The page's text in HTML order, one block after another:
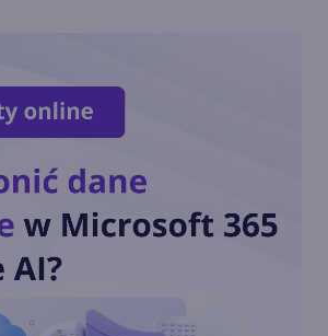
Copilot wychodzi poza CRM.
Poznaj możliwości nowego
Service Agent
GPT-5.6 od OpenAI już
Luna wkraczają do Copilota